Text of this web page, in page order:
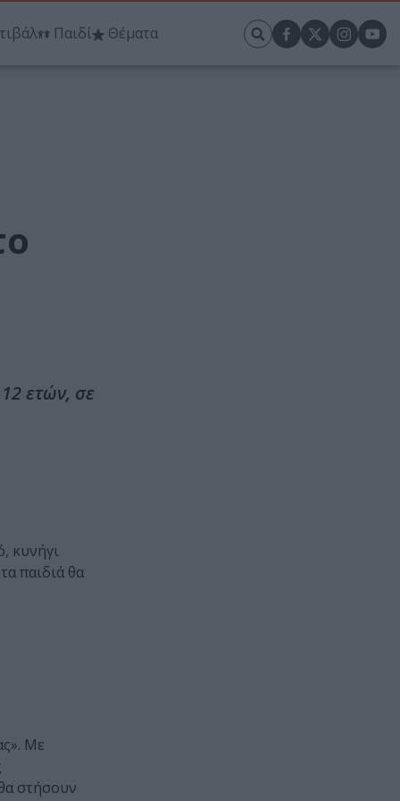
Παιδί Θέματα
ετών, σε
κυνήγι
παιδιά θα
Με
στήσουν